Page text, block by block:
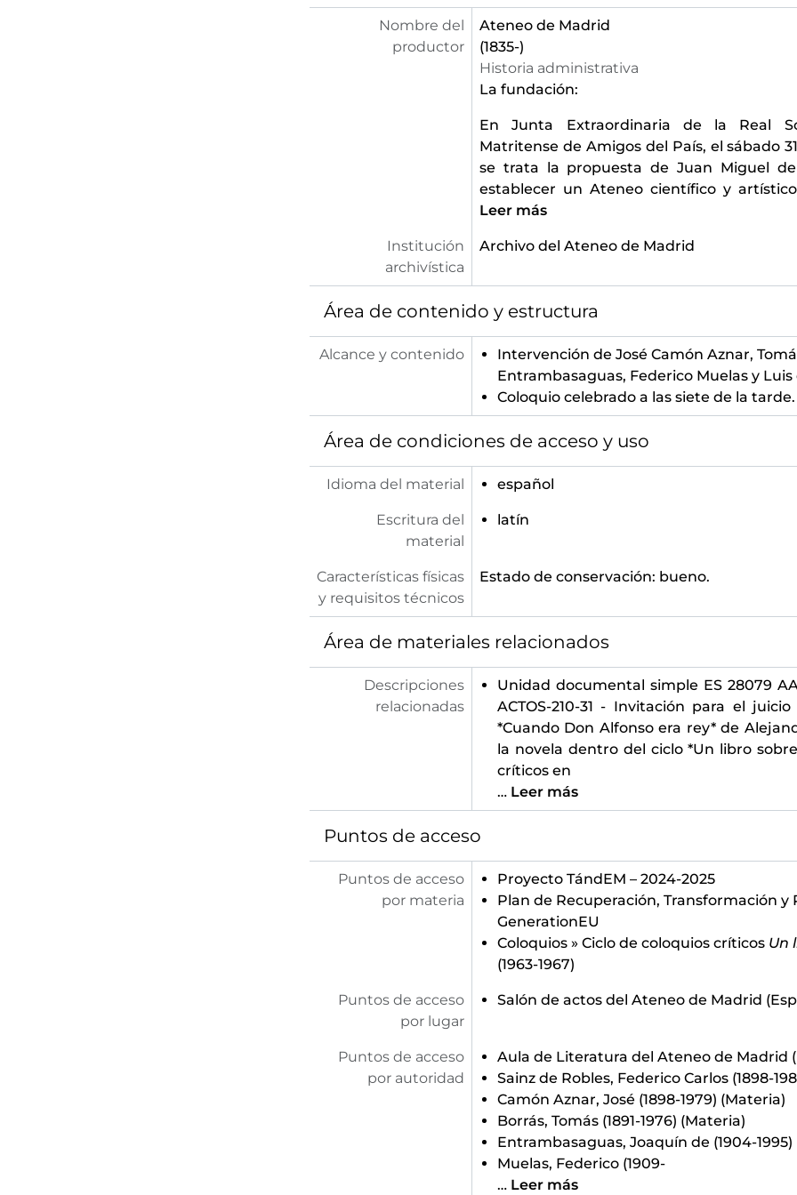
[Unidad documental simple] 42 - Temario e
[Unidad documental simple] 43 - Cuartilla informativa del concierto ofrecido por el Grupo de solistas de la Orquesta Filarmónica, Conchita Rodríguez, María
[Unidad documental simple] 44 - Cuartilla informativa de la
[Unidad documental simple] 45 - Cuartilla informativa del concierto ofrecido por el
[Unidad documental simple] 46 - Cuartilla informativa de la
[Unidad documental simple] 47 - Cuartilla informativa del concierto ofrecido por el Coro de Radio Nacional, Caridad Casao, Dolores Quijano, Vicente Ruiz
[Unidad documental simple] 48 - Programa
[Unidad documental simple] 49 - Cuartilla informativa del concierto de homenaje a Federico Mompou ofrecido por
[Unidad documental simple] 50 - Cuartilla informativa de la conferencia ofrecida por Federico Sopeña, Ana María Higueras
[Unidad documental simple] 51 - Invitación del Ateneo Científico, Artístico y
[Unidad documental simple] 52 - Invitación del Ateneo Científico, Artístico y Literario a la sesión de poesía en la que
[Unidad documental simple] 53 - Invitación del Ateneo Científico, Artístico y Literario a la sesión de poesía en la que José
[Unidad documental simple] 54 - Invitación del Ateneo Científico, Artístico y Literario a la sesión de poesía en la que Mauro
[Unidad documental simple] 55 - Invitación del Ateneo Científico, Artístico y Literario a la sesión de poesía en la que Jesús
[Unidad documental simple] 56 - Invitación del Ateneo Científico, Artístico y Literario a la sesión de poesía en la que
[Unidad documental simple] 57 - Invitación del Ateneo Científico, Artístico y Literario a la sesión de poesía en la que
[Unidad documental simple] 58 - Invitación del Ateneo Científico, Artístico y Literario a la sesión de poesía en la que
[Unidad documental simple] 59 - Invitación del Ateneo Científico, Artístico y Literario a la sesión de poesía en la que
[Unidad documental simple] 60 - Invitación del Ateneo Científico, Artístico y Literario a la sesión de poesía en la que
[Unidad documental simple] 61 - Invitación del Ateneo Científico, Artístico y Literario a la sesión de poesía en la que Diego
[Unidad documental simple] 62 - Invitación del Ateneo Científico, Artístico y Literario a la sesión de poesía en la
[Unidad documental simple] 63 - Invitación del Ateneo Científico, Artístico y Literario a la sesión de poesía en la que Juan
[Unidad documental simple] 64 - Invitación del Ateneo Científico, Artístico y Literario a la sesión de poesía en la que
[Unidad documental simple] 64 - Invitación del Ateneo Científico, Artístico y Literario a la sesión de poesía en la que
[Unidad documental simple] 65 - Invitación del Ateneo Científico, Artístico y Literario a la sesión de poesía en la que
[Unidad documental simple] 66 - Invitación del Ateneo Científico, Artístico y Literario a la sesión de poesía en la que
[Unidad documental simple] 67 - Invitación del Ateneo Científico, Artístico y Literario a la sesión de poesía en la que
[Unidad documental simple] 68 - Invitación del Ateneo Científico, Artístico y Literario a la conferencia "Delmira Agustini y Alfonsina Storni: dos destinos trágicos" ofrecida por Angelina
[Unidad documental simple] 69 - Invitación del Ateneo Científico, Artístico y Literario a la sesión de poesía en la que
[Unidad documental simple] 70 - Invitación del Ateneo Científico, Artístico y Literario a la sesión de poesía en la que
[Unidad documental simple] 72 - Invitación del Ateneo Científico, Artístico y Literario a la sesión de poesía en la que
[Unidad documental simple] 73 - Invitación del Ateneo Científico, Artístico y Literario a la sesión de poesía en la que
[Unidad documental simple] 74 - Invitación del Ateneo Científico, Artístico y Literario a la sesión de poesía en la
[Unidad documental simple] 75 - Programa e invitación para el acto inaugural del curso 1963-1964
[Unidad documental simple] 76 - Invitación para la conferencia "Europa y la cátedra de occidente"
[Unidad documental simple] 77 - Invitación para la conferencia "El mirar del hombre; su
[Unidad documental simple] 80 - Invitación para la conferencia "Les groupes de pression et la tension
[Unidad documental simple] 82 - Invitación para la conferencia ilustrada "Las danzas folklóricas argentinas" ofrecida por
[Unidad documental simple] 83 - Invitación para el concierto ofrecido por Bernard Rengeissen [sic.] bajo el
[Unidad documental simple] 84 - Invitación para la conferencia "El fenómeno del turismo"
[Unidad documental simple] 85 - Invitación para la conferencia "La mujer y la poesía de lo
[Unidad documental simple] 86 - Invitación para el concierto ofrecido por Rubén
[Unidad documental simple] 87 - Invitación para la conferencia "Momento cultural de Colombia y el Ateneo de
[Unidad documental simple] 88 - Invitación para las conferencias sobre "La relación hombre-mujer y las distintas
[Unidad documental simple] 90 - Invitación del Ateneo de Madrid y del Instituto de Estudios Islámicos de Madrid para el recital-
[Unidad documental simple] 91 - Invitación para la conferencia "El temperamento en los espectáculos
[Unidad documental simple] 92 - Invitación para la conferencia "La saggesse à l'age
[Unidad documental simple] 93 - Programa e invitación para el acto de clausura del curso sobre "Literatura árabe contemporánea", celebrado el
[Unidad documental simple] 94 - Invitación para la conferencia "Influencia de ultramar en la poesía
[Unidad documental simple] 95 - Invitación para el coloquio "En torno a los problemas del arte de
[Unidad documental simple] 96 - Invitación
Nombre del
productor
Ateneo de Madrid
(1835-)
Historia administrativa
La fundación:
En Junta Extraordinaria de la Real
Matritense de Amigos del País, el sábado
se trata la propuesta de Juan Miguel
establecer un Ateneo científico y
Leer más
Institución
archivística
Archivo del Ateneo de Madrid
Área de contenido y estructura
Alcance y contenido
Intervención de José Camón Aznar,
Entrambasaguas, Federico Muelas y Luis
Coloquio celebrado a las siete de la tarde.
Área de condiciones de acceso y uso
Idioma del material español
Escritura del
material
latín
Características físicas
y requisitos técnicos
Estado de conservación: bueno.
Área de materiales relacionados
Descripciones
relacionadas
Unidad documental simple ES 28079
ACTOS-210-31 - Invitación para el
*Cuando Don Alfonso era rey* de
la novela dentro del ciclo *Un libro
críticos en
… Leer más
Puntos de acceso
Puntos de acceso
por materia
Proyecto TándEM – 2024-2025
Plan de Recuperación, Transformación y
GenerationEU
Coloquios » Ciclo de coloquios críticos Un
(1963-1967)
Puntos de acceso
por lugar
Salón de actos del Ateneo de Madrid
Puntos de acceso
por autoridad
Aula de Literatura del Ateneo de Madrid
Sainz de Robles, Federico Carlos (1898-
Camón Aznar, José (1898-1979) (Materia)
Borrás, Tomás (1891-1976) (Materia)
Entrambasaguas, Joaquín de (1904-1995)
Muelas, Federico (1909-
… Leer más